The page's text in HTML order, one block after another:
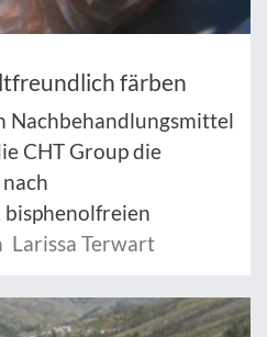
färben
Nachbehandlungsmittel
CHT Group die
Larissa Terwart